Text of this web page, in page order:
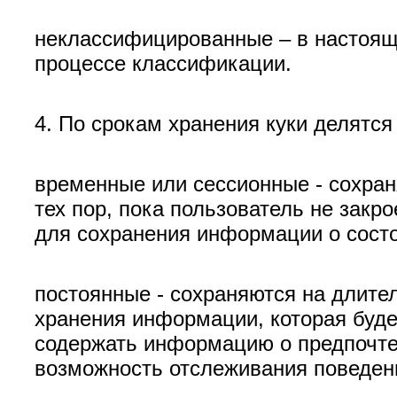
неклассифицированные – в
процессе классификации.
4. По срокам хранения куки
временные или сессионные -
тех пор, пока пользователь не
для сохранения информации о
постоянные - сохраняются на
хранения информации, которая
содержать информацию о
возможность отслеживания